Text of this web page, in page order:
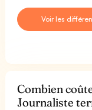
Voir les
Combien
Journaliste